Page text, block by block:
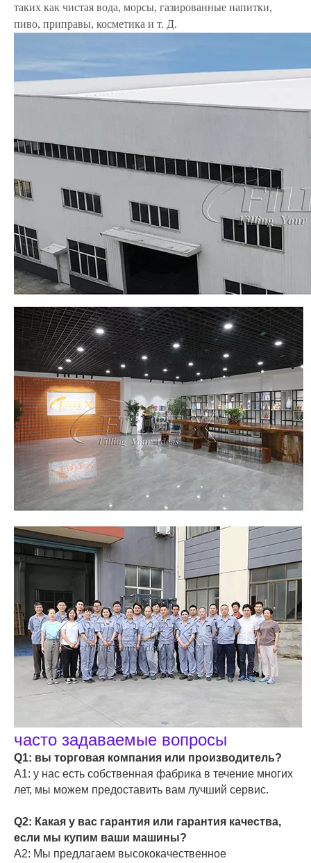
таких как чистая вода, морсы, газированные напитки,
пиво, приправы, косметика и т. Д.
часто задаваемые вопросы
Q1: вы торговая компания или производитель?
A1: у нас есть собственная фабрика в течение многих
лет, мы можем предоставить вам лучший сервис.
Q2: Какая у вас гарантия или гарантия качества,
если мы купим ваши машины?
A2: Мы предлагаем высококачественное